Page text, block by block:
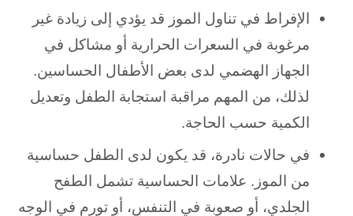
الإفراط في تناول الموز قد يؤدي إلى زيادة غير
مرغوبة في السعرات الحرارية أو مشاكل في
الجهاز الهضمي لدى بعض الأطفال الحساسين.
لذلك، من المهم مراقبة استجابة الطفل وتعديل
الكمية حسب الحاجة.
في حالات نادرة، قد يكون لدى الطفل حساسية
من الموز. علامات الحساسية تشمل الطفح
الجلدي، أو صعوبة في التنفس، أو تورم في الوجه